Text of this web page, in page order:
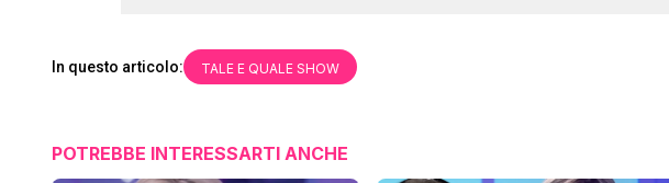
In questo articolo: TALE E QUALE SHOW
POTREBBE INTERESSARTI ANCHE